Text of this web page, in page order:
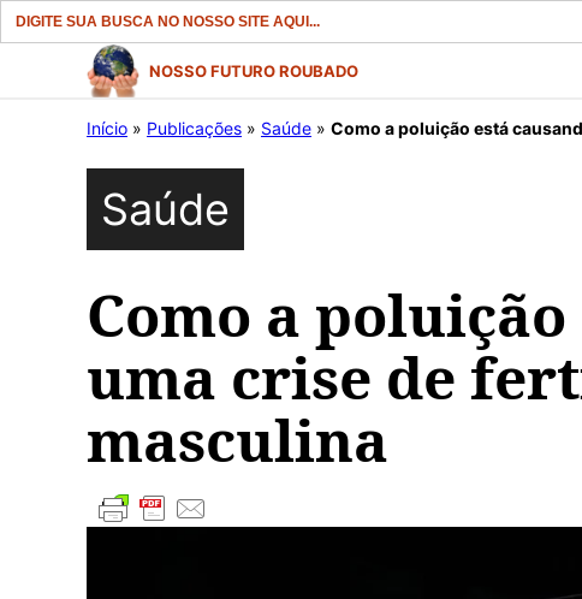
Search
for:
conteúdo
NOSSO FUTURO ROUBADO
Início » Publicações » Saúde » Como a poluição está
Saúde
Como a
uma crise de
masculina